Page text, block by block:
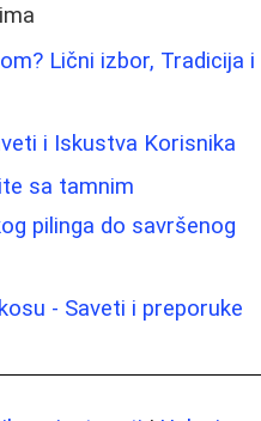
Lični izbor, Tradicija i
i Iskustva Korisnika
sa tamnim
pilinga do savršenog
- Saveti i preporuke